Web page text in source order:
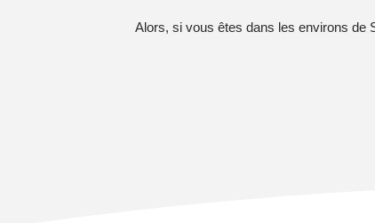
Alors, si vous êtes dans les environs de